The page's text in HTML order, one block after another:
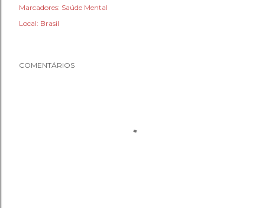
Marcadores: Saúde Mental
Local: Brasil
COMENTÁRIOS